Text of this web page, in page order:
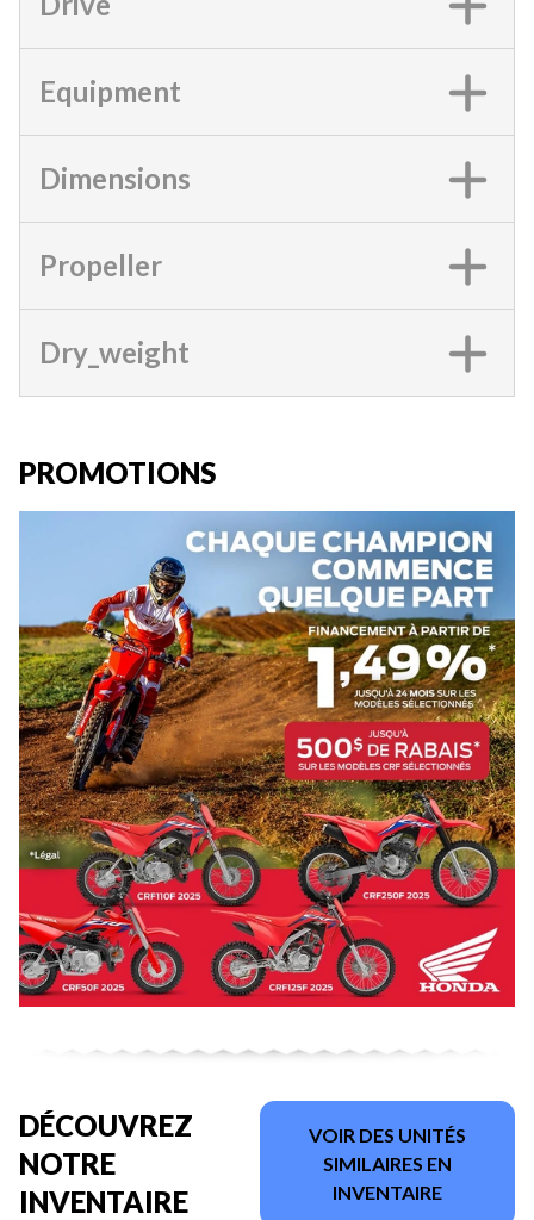
Equipment
Dimensions
Propeller
Dry_weight
PROMOTIONS
DÉCOUVREZ
NOTRE
INVENTAIRE
VOIR DES UNITÉS
SIMILAIRES EN
INVENTAIRE